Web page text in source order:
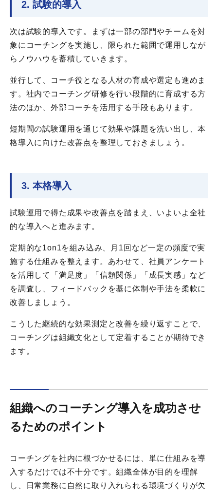
2. 試験的導入
次は試験的導入です。まずは一部の部門やチームを対
象にコーチングを実施し、限られた範囲で運用しなが
らノウハウを蓄積していきます。
並行して、コーチ役となる人材の育成や選定も進めま
す。社内でコーチング研修を行い段階的に育成する方
法のほか、外部コーチを活用する手段もあります。
短期間の試験運用を通じて効果や課題を洗い出し、本
格導入に向けた改善点を整理しておきましょう。
3. 本格導入
試験運用で得た成果や改善点を踏まえ、いよいよ全社
的な導入へと進みます。
定期的な1on1を組み込み、月1回など一定の頻度で実
施する仕組みを整えます。あわせて、社員アンケート
を活用して「満足度」「信頼関係」「成長実感」など
を調査し、フィードバックを基に体制や手法を柔軟に
改善しましょう。
こうした継続的な効果測定と改善を繰り返すことで、
コーチングは組織文化として定着することが期待でき
ます。
組織へのコーチング導入を成功させ
るためのポイント
コーチングを社内に根づかせるには、単に仕組みを導
入するだけでは不十分です。組織全体が目的を理解
し、日常業務に自然に取り入れられる環境づくりが欠